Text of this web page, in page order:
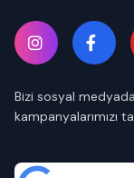
Bizi sosyal
kampanyalarımızı